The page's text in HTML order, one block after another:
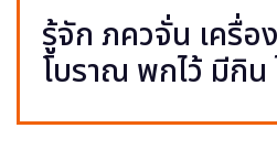
รู้จัก ภควจั่น เครื่อ
โบราณ พกไว้ มีกิน